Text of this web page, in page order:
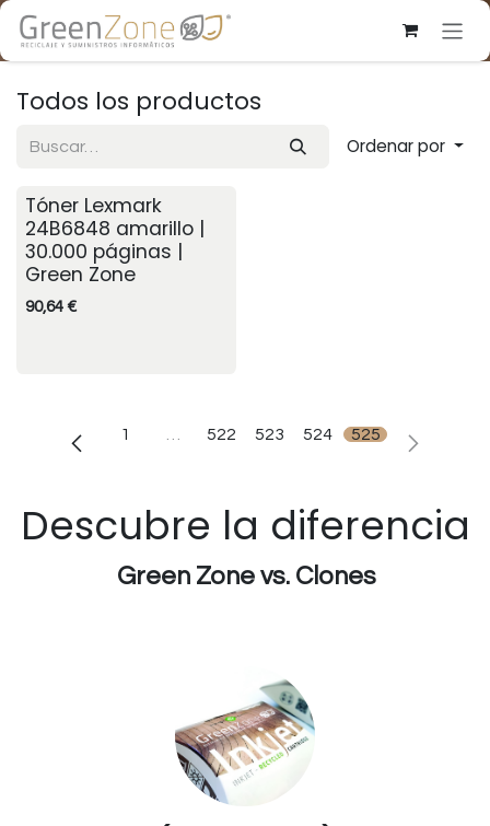
Ir al contenido
Todos los productos
Ordenar por
Tóner Lexmark
24B6848 amarillo |
30.000 páginas |
Green Zone
90,64 €
1 522 523 524 525
Descubre la diferencia
Green Zone vs. Clones